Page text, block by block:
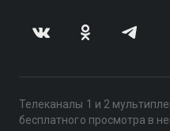
Телеканалы 1 и 2
бесплатного просмотра в